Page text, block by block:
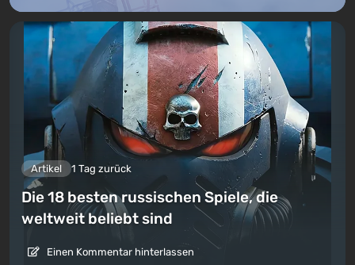
Artikel 1 Tag zurück
Die 18 besten russischen Spiele, die
weltweit beliebt sind
Einen Kommentar hinterlassen